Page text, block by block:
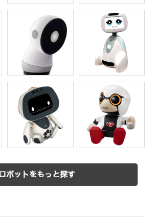
ロボットをもっと探す